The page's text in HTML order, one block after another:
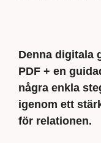
Denna digitala
PDF + en
några enkla
igenom ett
för relationen.